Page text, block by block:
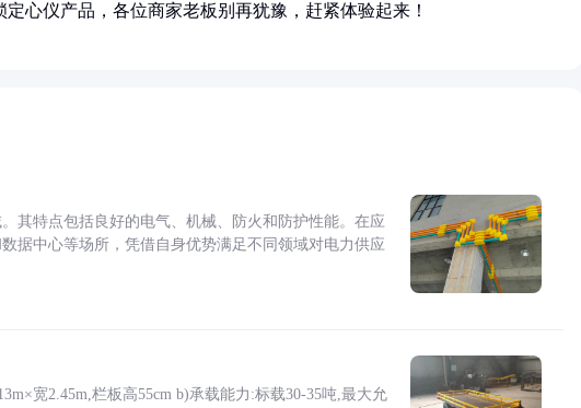
心仪产品，各位商家老板别再犹豫，赶紧体验起来！
其特点包括良好的电气、机械、防火和防护性能。在应
据中心等场所，凭借自身优势满足不同领域对电力供应
宽2.45m,栏板高55cm b)承载能力:标载30-35吨,最大允